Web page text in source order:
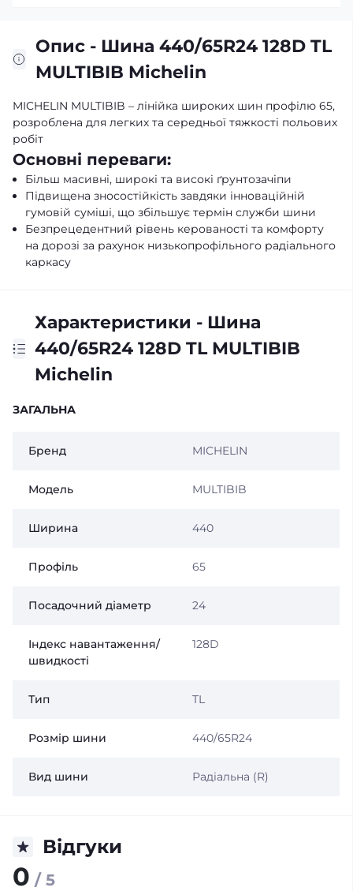
Опис - Шина 440/65R24 128D TL
MULTIBIB Michelin
MICHELIN MULTIBIB – лінійка широких шин профілю 65,
розроблена для легких та середньої тяжкості польових
робіт
Основні переваги:
Більш масивні, широкі та високі ґрунтозачіпи
Підвищена зносостійкість завдяки інноваційній
гумовій суміші, що збільшує термін служби шини
Безпрецедентний рівень керованості та комфорту
на дорозі за рахунок низькопрофільного радіального
каркасу
Характеристики - Шина
440/65R24 128D TL MULTIBIB
Michelin
ЗАГАЛЬНА
Бренд MICHELIN
Модель MULTIBIB
Ширина 440
Профіль 65
Посадочний діаметр 24
Індекс навантаження/
швидкості
128D
Тип TL
Розмір шини 440/65R24
Вид шини Радіальна (R)
Відгуки
0 / 5